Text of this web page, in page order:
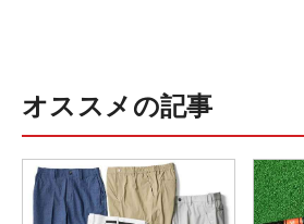
オススメの記事